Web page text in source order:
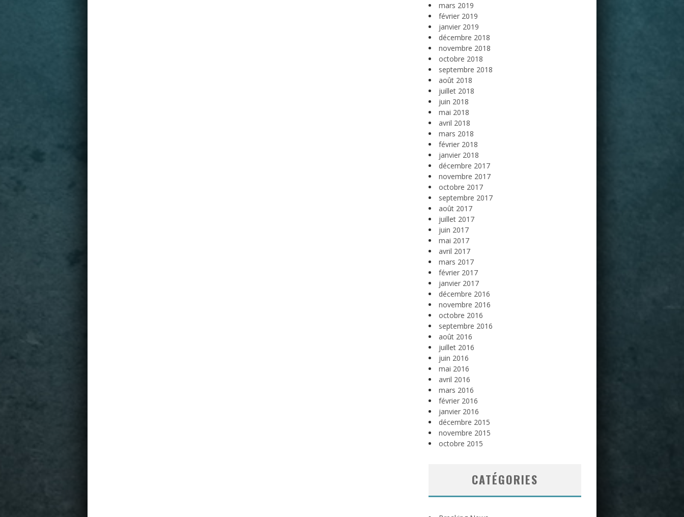
mars 2019
février 2019
janvier 2019
décembre 2018
novembre 2018
octobre 2018
septembre 2018
août 2018
juillet 2018
juin 2018
mai 2018
avril 2018
mars 2018
février 2018
janvier 2018
décembre 2017
novembre 2017
octobre 2017
septembre 2017
août 2017
juillet 2017
juin 2017
mai 2017
avril 2017
mars 2017
février 2017
janvier 2017
décembre 2016
novembre 2016
octobre 2016
septembre 2016
août 2016
juillet 2016
juin 2016
mai 2016
avril 2016
mars 2016
février 2016
janvier 2016
décembre 2015
novembre 2015
octobre 2015
CATÉGORIES